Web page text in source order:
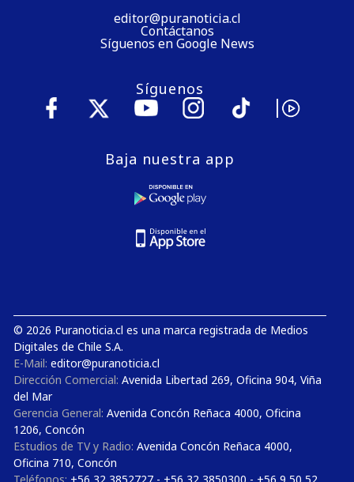
editor@puranoticia.cl
Contáctanos
Síguenos en Google News
Síguenos
Baja nuestra app
© 2026 Puranoticia.cl es una marca registrada de Medios
Digitales de Chile S.A.
E-Mail: editor@puranoticia.cl
Dirección Comercial: Avenida Libertad 269, Oficina 904, Viña
del Mar
Gerencia General: Avenida Concón Reñaca 4000, Oficina
1206, Concón
Estudios de TV y Radio: Avenida Concón Reñaca 4000,
Oficina 710, Concón